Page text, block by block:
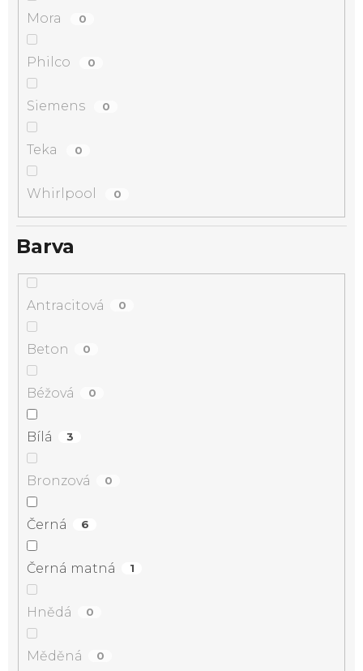
Mora 0
Philco 0
Siemens 0
Teka 0
Whirlpool 0
Barva
Antracitová 0
Beton 0
Béžová 0
Bílá 3
Bronzová 0
Černá 6
Černá matná 1
Hnědá 0
Měděná 0